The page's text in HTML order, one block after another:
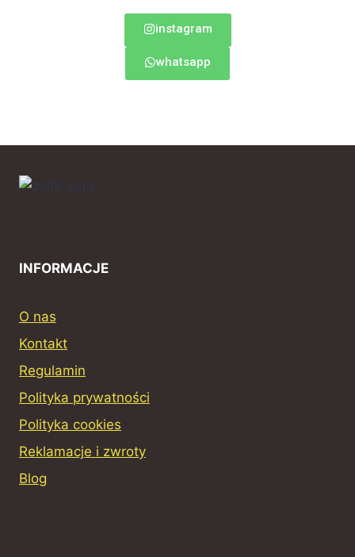
instagram
whatsapp
INFORMACJE
O nas
Kontakt
Regulamin
Polityka prywatności
Polityka cookies
Reklamacje i zwroty
Blog